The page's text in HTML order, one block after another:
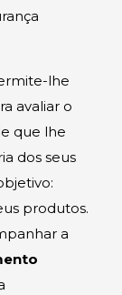
lhe
avaliar o
que lhe
dos seus
produtos.
a